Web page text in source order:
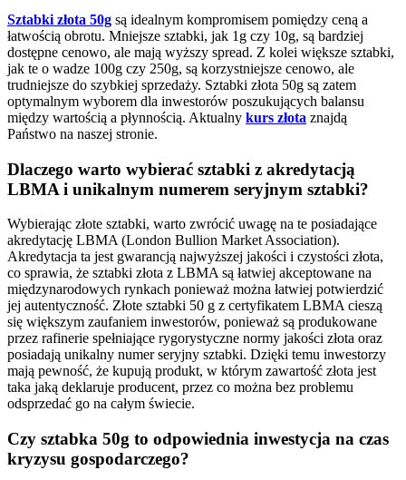
Sztabki złota 50g są idealnym kompromisem pomiędzy ceną a
łatwością obrotu. Mniejsze sztabki, jak 1g czy 10g, są bardziej
dostępne cenowo, ale mają wyższy spread. Z kolei większe sztabki,
jak te o wadze 100g czy 250g, są korzystniejsze cenowo, ale
trudniejsze do szybkiej sprzedaży. Sztabki złota 50g są zatem
optymalnym wyborem dla inwestorów poszukujących balansu
między wartością a płynnością. Aktualny kurs złota znajdą
Państwo na naszej stronie.
Dlaczego warto wybierać sztabki z akredytacją
LBMA i unikalnym numerem seryjnym sztabki?
Wybierając złote sztabki, warto zwrócić uwagę na te posiadające
akredytację LBMA (London Bullion Market Association).
Akredytacja ta jest gwarancją najwyższej jakości i czystości złota,
co sprawia, że sztabki złota z LBMA są łatwiej akceptowane na
międzynarodowych rynkach ponieważ można łatwiej potwierdzić
jej autentyczność. Złote sztabki 50 g z certyfikatem LBMA cieszą
się większym zaufaniem inwestorów, ponieważ są produkowane
przez rafinerie spełniające rygorystyczne normy jakości złota oraz
posiadają unikalny numer seryjny sztabki. Dzięki temu inwestorzy
mają pewność, że kupują produkt, w którym zawartość złota jest
taka jaką deklaruje producent, przez co można bez problemu
odsprzedać go na całym świecie.
Czy sztabka 50g to odpowiednia inwestycja na czas
kryzysu gospodarczego?